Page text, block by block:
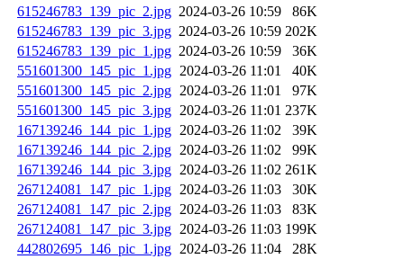
615246783_139_pic_2.jpg 2024-03-26 10:59
86K
615246783_139_pic_3.jpg 2024-03-26 10:59 202K
615246783_139_pic_1.jpg 2024-03-26 10:59
36K
551601300_145_pic_1.jpg 2024-03-26 11:01
40K
551601300_145_pic_2.jpg 2024-03-26 11:01
97K
551601300_145_pic_3.jpg 2024-03-26 11:01 237K
167139246_144_pic_1.jpg 2024-03-26 11:02
39K
167139246_144_pic_2.jpg 2024-03-26 11:02
99K
167139246_144_pic_3.jpg 2024-03-26 11:02 261K
267124081_147_pic_1.jpg 2024-03-26 11:03
30K
267124081_147_pic_2.jpg 2024-03-26 11:03
83K
267124081_147_pic_3.jpg 2024-03-26 11:03 199K
442802695_146_pic_1.jpg 2024-03-26 11:04
28K